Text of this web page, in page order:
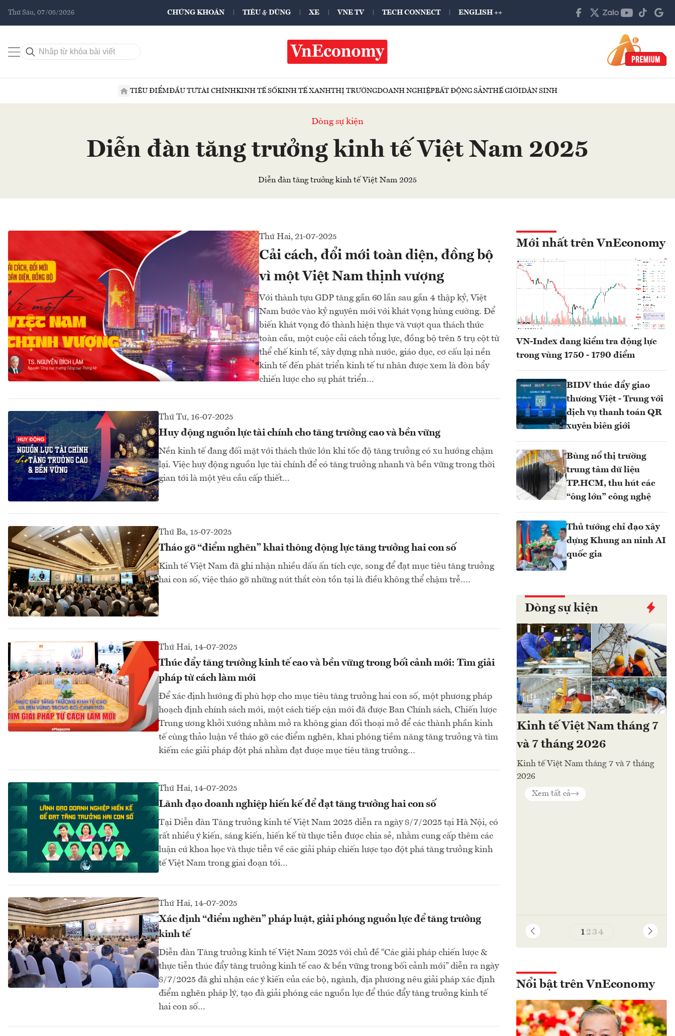
Thứ Sáu, 07/08/2026 CHỨNG KHOÁN TIÊU & DÙNG XE VNE TV TECH CONNECT ENGLISH ++
TIÊU ĐIỂMĐẦU TƯTÀI CHÍNHKINH TẾ SỐKINH TẾ XANHTHỊ TRƯỜNGDOANH NGHIỆPBẤT ĐỘNG SẢNTHẾ GIỚIDÂN SINH
Dòng sự kiện
Diễn đàn tăng trưởng kinh tế Việt Nam 2025
Diễn đàn tăng trưởng kinh tế Việt Nam 2025
Thứ Hai, 21-07-2025
Cải cách, đổi mới toàn diện, đồng bộ
vì một Việt Nam thịnh vượng
Với thành tựu GDP tăng gần 60 lần sau gần 4 thập kỷ, Việt
Nam bước vào kỷ nguyên mới với khát vọng hùng cường. Để
biến khát vọng đó thành hiện thực và vượt qua thách thức
toàn cầu, một cuộc cải cách tổng lực, đồng bộ trên 5 trụ cột từ
thể chế kinh tế, xây dựng nhà nước, giáo dục, cơ cấu lại nền
kinh tế đến phát triển kinh tế tư nhân được xem là đòn bẩy
chiến lược cho sự phát triển...
Thứ Tư, 16-07-2025
Huy động nguồn lực tài chính cho tăng trưởng cao và bền vững
Nền kinh tế đang đối mặt với thách thức lớn khi tốc độ tăng trưởng có xu hướng chậm
lại. Việc huy động nguồn lực tài chính để có tăng trưởng nhanh và bền vững trong thời
gian tới là một yêu cầu cấp thiết...
Thứ Ba, 15-07-2025
Tháo gỡ “điểm nghẽn” khai thông động lực tăng trưởng hai con số
Kinh tế Việt Nam đã ghi nhận nhiều dấu ấn tích cực, song để đạt mục tiêu tăng trưởng
hai con số, việc tháo gỡ những nút thắt còn tồn tại là điều không thể chậm trễ....
Thứ Hai, 14-07-2025
Thúc đẩy tăng trưởng kinh tế cao và bền vững trong bối cảnh mới: Tìm giải
pháp từ cách làm mới
Để xác định hướng đi phù hợp cho mục tiêu tăng trưởng hai con số, một phương pháp
hoạch định chính sách mới, một cách tiếp cận mới đã được Ban Chính sách, Chiến lược
Trung ương khởi xướng nhằm mở ra không gian đối thoại mở để các thành phần kinh
tế cùng thảo luận về tháo gỡ các điểm nghẽn, khai phóng tiềm năng tăng trưởng và tìm
kiếm các giải pháp đột phá nhằm đạt được mục tiêu tăng trưởng...
Thứ Hai, 14-07-2025
Lãnh đạo doanh nghiệp hiến kế để đạt tăng trưởng hai con số
Tại Diễn đàn Tăng trưởng kinh tế Việt Nam 2025 diễn ra ngày 8/7/2025 tại Hà Nội, có
rất nhiều ý kiến, sáng kiến, hiến kế từ thực tiễn được chia sẻ, nhằm cung cấp thêm các
luận cứ khoa học và thực tiễn về các giải pháp chiến lược tạo đột phá tăng trưởng kinh
tế Việt Nam trong giai đoạn tới...
Thứ Hai, 14-07-2025
Xác định “điểm nghẽn” pháp luật, giải phóng nguồn lực để tăng trưởng
kinh tế
Diễn đàn Tăng trưởng kinh tế Việt Nam 2025 với chủ đề “Các giải pháp chiến lược &
thực tiễn thúc đẩy tăng trưởng kinh tế cao & bền vững trong bối cảnh mới” diễn ra ngày
8/7/2025 đã ghi nhận các ý kiến của các bộ, ngành, địa phương nêu giải pháp xác định
điểm nghẽn pháp lý, tạo đà giải phóng các nguồn lực để thúc đẩy tăng trưởng kinh tế
hai con số...
Mới nhất trên VnEconomy
VN-Index đang kiểm tra động lực
trong vùng 1750 - 1790 điểm
BIDV thúc đẩy giao
thương Việt - Trung với
dịch vụ thanh toán QR
xuyên biên giới
Bùng nổ thị trường
trung tâm dữ liệu
TP.HCM, thu hút các
“ông lớn” công nghệ
Thủ tướng chỉ đạo xây
dựng Khung an ninh AI
quốc gia
Dòng sự kiện
Kinh tế Việt Nam tháng 7
và 7 tháng 2026
Kinh tế Việt Nam tháng 7 và 7 tháng
2026
Xem tất cả
1 23 4
Nổi bật trên VnEconomy